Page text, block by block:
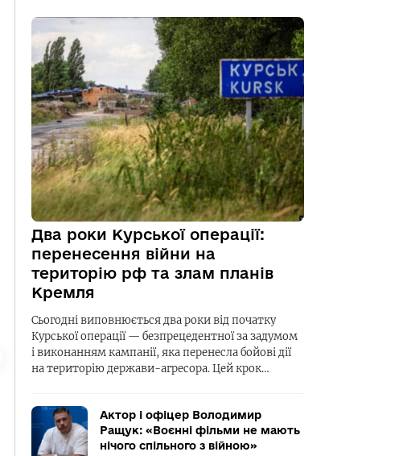
Два роки Курської операції:
перенесення війни на
територію рф та злам планів
Кремля
Сьогодні виповнюється два роки від початку
Курської операції — безпрецедентної за задумом
і виконанням кампанії, яка перенесла бойові дії
на територію держави-агресора. Цей крок…
Актор і офіцер Володимир
Ращук: «Воєнні фільми не мають
нічого спільного з війною»